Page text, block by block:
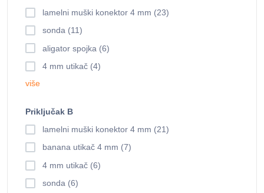
lamelni muški konektor 4 mm (23)
sonda (11)
aligator spojka (6)
4 mm utikač (4)
više
Priključak B
lamelni muški konektor 4 mm (21)
banana utikač 4 mm (7)
4 mm utikač (6)
sonda (6)